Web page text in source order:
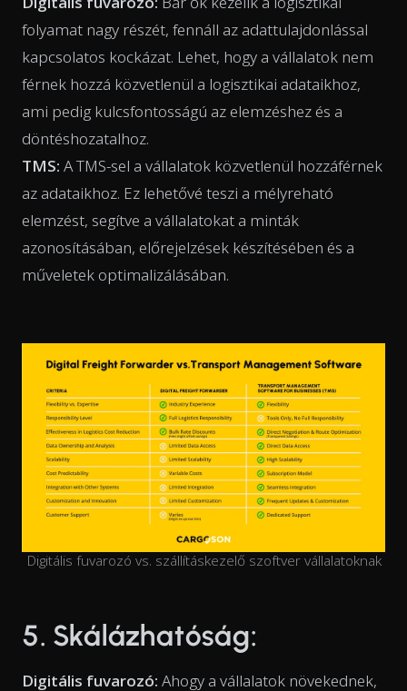
folyamat nagy részét, fennáll az adattulajdonlással
kapcsolatos kockázat. Lehet, hogy a vállalatok nem
férnek hozzá közvetlenül a logisztikai adataikhoz,
ami pedig kulcsfontosságú az elemzéshez és a
döntéshozatalhoz.
TMS: A TMS-sel a vállalatok közvetlenül hozzáférnek
az adataikhoz. Ez lehetővé teszi a mélyreható
elemzést, segítve a vállalatokat a minták
azonosításában, előrejelzések készítésében és a
műveletek optimalizálásában.
Digitális fuvarozó vs. szállításkezelő szoftver vállalatoknak
5. Skálázhatóság:
Digitális fuvarozó: Ahogy a vállalatok növekednek,